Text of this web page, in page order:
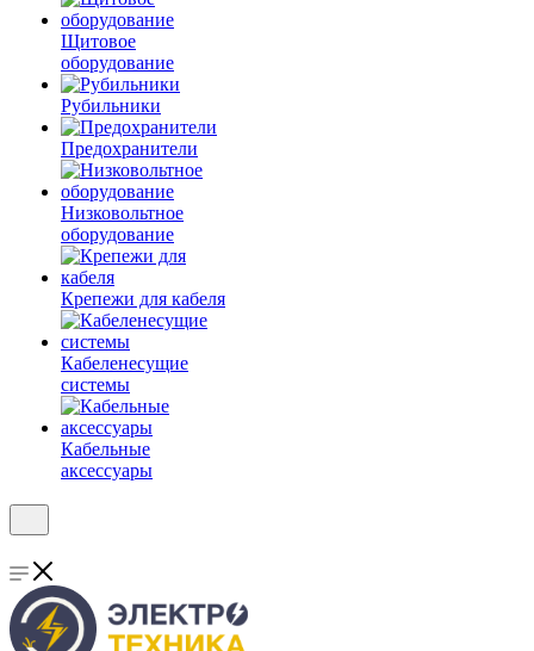
Щитовое
оборудование
Рубильники
Предохранители
Низковольтное
оборудование
Крепежи для кабеля
Кабеленесущие
системы
Кабельные
аксессуары